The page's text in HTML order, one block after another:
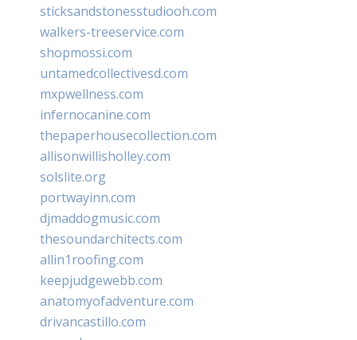
sticksandstonesstudiooh.com
walkers-treeservice.com
shopmossi.com
untamedcollectivesd.com
mxpwellness.com
infernocanine.com
thepaperhousecollection.com
allisonwillisholley.com
solslite.org
portwayinn.com
djmaddogmusic.com
thesoundarchitects.com
allin1roofing.com
keepjudgewebb.com
anatomyofadventure.com
drivancastillo.com